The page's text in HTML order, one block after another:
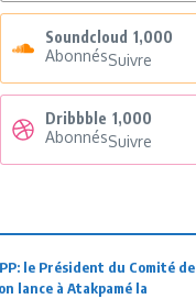
Soundcloud 1,000
AbonnésSuivre
Dribbble 1,000
AbonnésSuivre
le Président du Comité de
lance à Atakpamé la